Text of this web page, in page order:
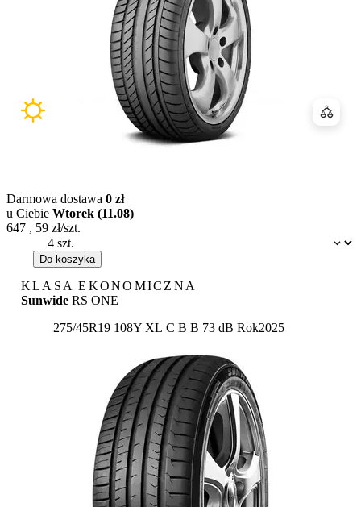
Dostępność:
Darmowa dostawa 0 zł
u Ciebie Wtorek (11.08)
647 , 59 zł/szt.
Do koszyka
KLASA EKONOMICZNA
Sunwide RS ONE
275/45R19 108Y XL Etykieta:
C B B 73 dB Rok2025